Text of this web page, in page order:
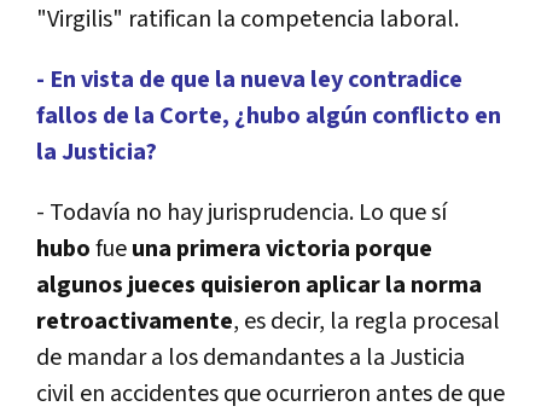
"Virgilis" ratifican la competencia laboral.
- En vista de que la nueva ley contradice
fallos de la Corte, ¿hubo algún conflicto en
la Justicia?
- Todavía no hay jurisprudencia. Lo que sí
hubofueuna primera victoria porque
algunos jueces quisieron aplicar la norma
retroactivamente, es decir, la regla procesal
de mandar a los demandantes a la Justicia
civil en accidentes que ocurrieron antes de que